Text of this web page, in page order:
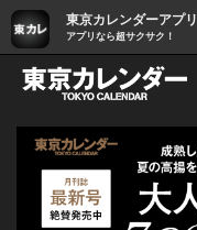
東京カレンダーアプリ
アプリなら超サクサク！